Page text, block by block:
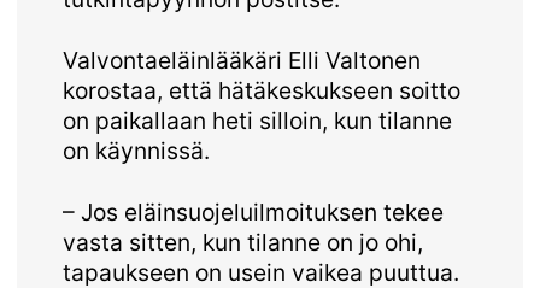
Valvontaeläinlääkäri Elli Valtonen
korostaa, että hätäkeskukseen soitto
on paikallaan heti silloin, kun tilanne
on käynnissä.
– Jos eläinsuojeluilmoituksen tekee
vasta sitten, kun tilanne on jo ohi,
tapaukseen on usein vaikea puuttua.